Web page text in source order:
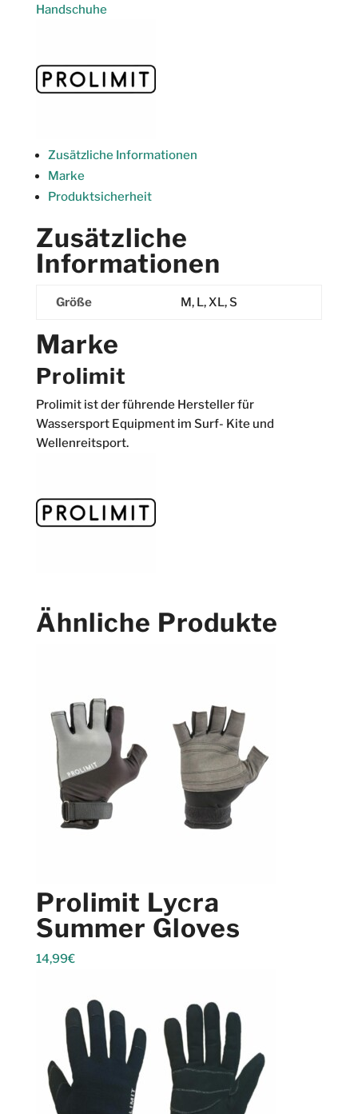
Utility
Handschuhe
Zusätzliche Informationen
Marke
Produktsicherheit
Zusätzliche
Informationen
Größe M, L, XL, S
Marke
Prolimit
Prolimit ist der führende Hersteller für
Wassersport Equipment im Surf- Kite und
Wellenreitsport.
Ähnliche Produkte
Prolimit Lycra
Summer Gloves
14,99€